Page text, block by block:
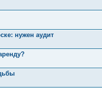
нужен аудит